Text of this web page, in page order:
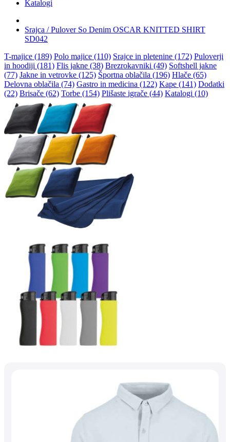
Katalogi
Srajca / Pulover So Denim OSCAR KNITTED SHIRT
SD042
T-majice (189) Polo majice (110) Srajce in pletenine (172) Puloverji
in hoodiji (181) Flis jakne (38) Brezrokavniki (49) Softshell jakne
(77) Jakne in vetrovke (125) Športna oblačila (196) Hlače (65)
Delovna oblačila (74) Gastro in medicina (122) Kape (141) Dodatki
(22) Brisače (62) Torbe (154) Plišaste igrače (44) Katalogi (10)